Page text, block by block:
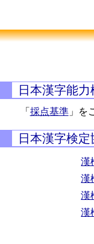
日本漢字能
「 採点基準」を
日本漢字検
漢
漢
漢
漢